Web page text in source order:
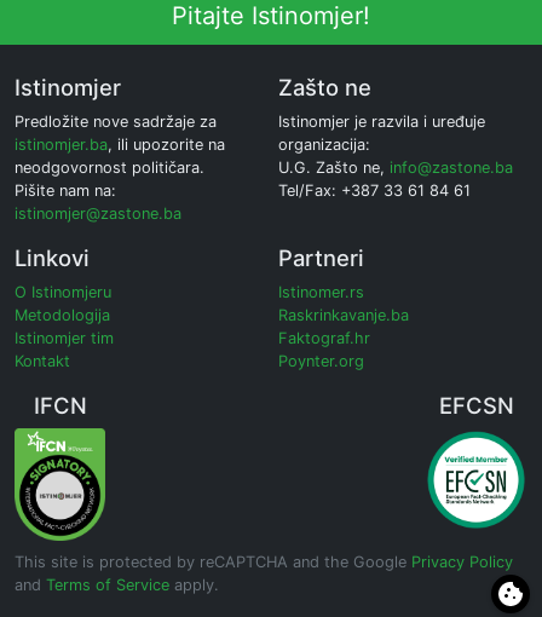
Pitajte Istinomjer!
Istinomjer
Predložite nove sadržaje za
istinomjer.ba, ili upozorite na
neodgovornost političara.
Pišite nam na:
istinomjer@zastone.ba
Zašto ne
Istinomjer je razvila i uređuje
organizacija:
U.G. Zašto ne, info@zastone.ba
Tel/Fax: +387 33 61 84 61
Linkovi
O Istinomjeru
Metodologija
Istinomjer tim
Kontakt
Partneri
Istinomer.rs
Raskrinkavanje.ba
Faktograf.hr
Poynter.org
IFCN EFCSN
This site is protected by reCAPTCHA and the Google Privacy Policy
and Terms of Service apply.